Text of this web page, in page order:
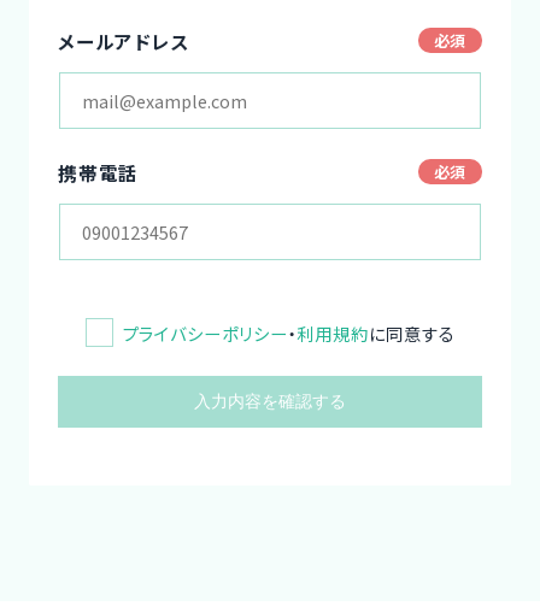
メールアドレス
携帯電話
プライバシーポリシー・利用規約に同意する
入力内容を確認する